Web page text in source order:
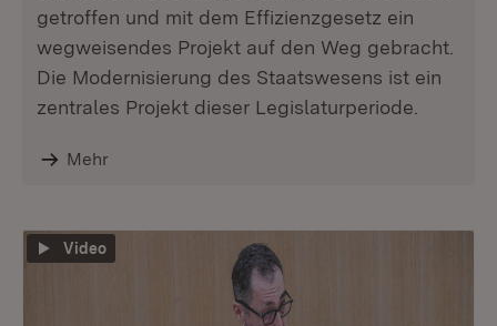
getroffen und mit dem Effizienzgesetz ein
wegweisendes Projekt auf den Weg gebracht.
Die Modernisierung des Staatswesens ist ein
zentrales Projekt dieser Legislaturperiode.
Mehr
Video